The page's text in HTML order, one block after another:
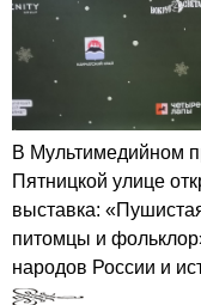
В Мультимедийном
Пятницкой улице
выставка:
питомцы и
народов России и